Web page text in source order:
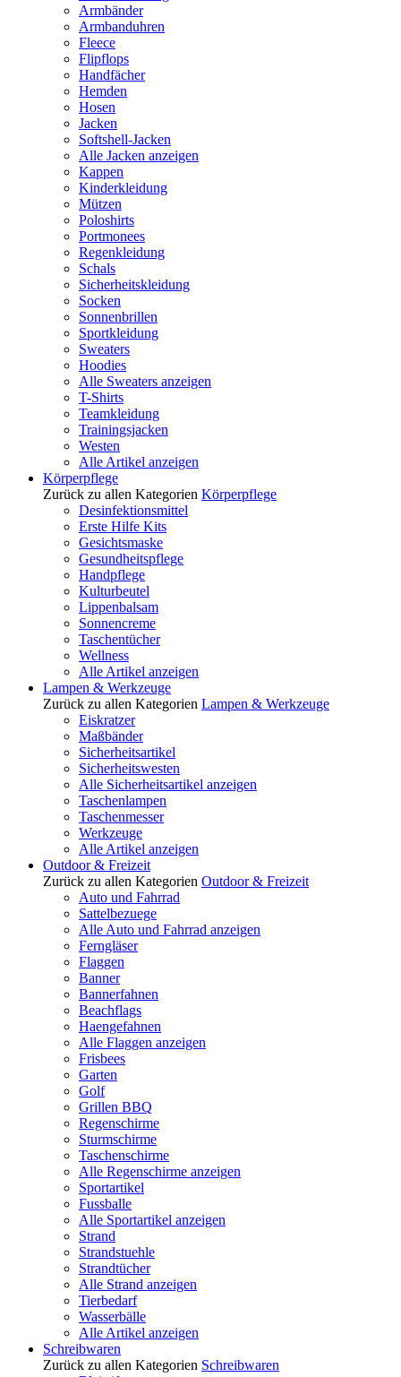
Armbänder
Armbanduhren
Fleece
Flipflops
Handfächer
Hemden
Hosen
Jacken
Softshell-Jacken
Alle Jacken anzeigen
Kappen
Kinderkleidung
Mützen
Poloshirts
Portmonees
Regenkleidung
Schals
Sicherheitskleidung
Socken
Sonnenbrillen
Sportkleidung
Sweaters
Hoodies
Alle Sweaters anzeigen
T-Shirts
Teamkleidung
Trainingsjacken
Westen
Alle Artikel anzeigen
Körperpflege
Zurück zu allen Kategorien Körperpflege
Desinfektionsmittel
Erste Hilfe Kits
Gesichtsmaske
Gesundheitspflege
Handpflege
Kulturbeutel
Lippenbalsam
Sonnencreme
Taschentücher
Wellness
Alle Artikel anzeigen
Lampen & Werkzeuge
Zurück zu allen Kategorien Lampen & Werkzeuge
Eiskratzer
Maßbänder
Sicherheitsartikel
Sicherheitswesten
Alle Sicherheitsartikel anzeigen
Taschenlampen
Taschenmesser
Werkzeuge
Alle Artikel anzeigen
Outdoor & Freizeit
Zurück zu allen Kategorien Outdoor & Freizeit
Auto und Fahrrad
Sattelbezuege
Alle Auto und Fahrrad anzeigen
Ferngläser
Flaggen
Banner
Bannerfahnen
Beachflags
Haengefahnen
Alle Flaggen anzeigen
Frisbees
Garten
Golf
Grillen BBQ
Regenschirme
Sturmschirme
Taschenschirme
Alle Regenschirme anzeigen
Sportartikel
Fussballe
Alle Sportartikel anzeigen
Strand
Strandstuehle
Strandtücher
Alle Strand anzeigen
Tierbedarf
Wasserbälle
Alle Artikel anzeigen
Schreibwaren
Zurück zu allen Kategorien Schreibwaren